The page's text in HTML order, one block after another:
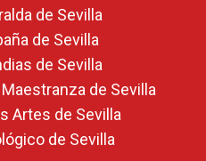
de Sevilla
de Sevilla
de Sevilla
de Sevilla
Artes de Sevilla
de Sevilla